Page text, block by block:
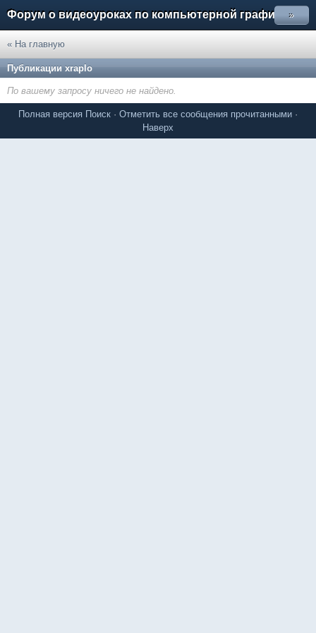
Форум о видеоуроках по компьютерной графике »
« На главную
Публикации xraplo
По вашему запросу ничего не найдено.
Полная версия Поиск · Отметить все сообщения прочитанными ·
Наверх